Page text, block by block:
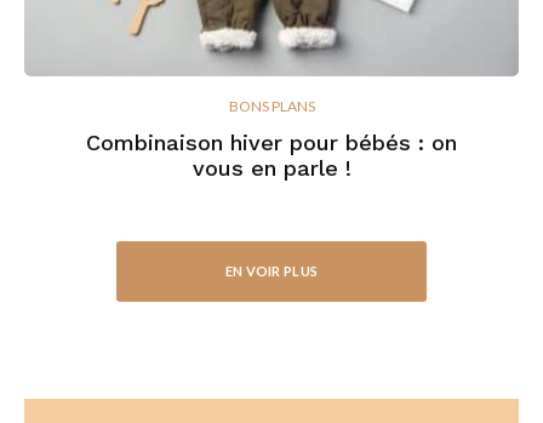
BONS PLANS
Combinaison hiver pour bébés : on
vous en parle !
EN VOIR PLUS